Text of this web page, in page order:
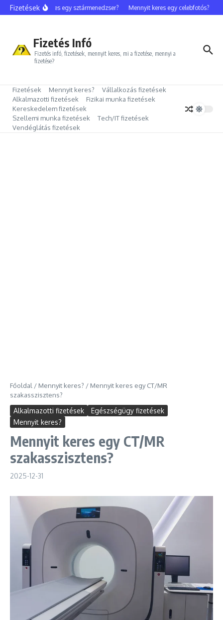
Ugrás a tartalomhoz
Fizetések
Mennyit keres egy sztármenedzser? Mennyit keres egy celebfotós?
Fizetés Infó
Fizetés infó, fizetések, mennyit keres, mi a fizetése, mennyi a
fizetése?
Fizetések Mennyit keres?
Vállalkozás fizetések
Alkalmazotti fizetések
Fizikai munka fizetések
Kereskedelem fizetések
Szellemi munka fizetések
Tech/IT fizetések
Vendéglátás fizetések
Főoldal / Mennyit keres? / Mennyit keres egy CT/MR
szakasszisztens?
Alkalmazotti fizetések
Egészségügy fizetések
Mennyit keres?
Mennyit keres egy CT/MR
szakasszisztens?
2025-12-31